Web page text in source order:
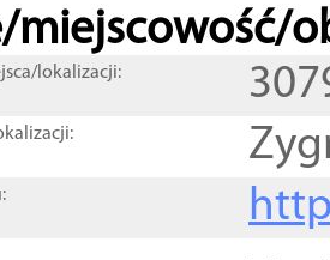
miejscowość/
lokalizacji: